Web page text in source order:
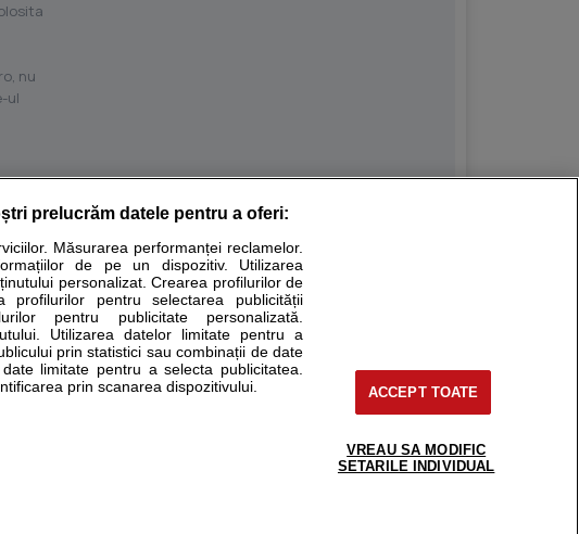
nu
ul
si educational. Ele nu pot substitui consultul medical direct si
sa consultati fie medicul Dvs., fie unul dintre medicii pe care
Pentru pacient
support@sfatulmedicului.ro
0374 109 268
prelucrăm datele pentru a oferi:
Măsurarea performanței reclamelor.
de pe un dispozitiv. Utilizarea
personalizat. Crearea profilurilor de
profilurilor pentru selectarea publicității
pentru publicitate personalizată.
Utilizarea datelor limitate pentru a
prin statistici sau combinații de date
limitate pentru a selecta publicitatea.
prin scanarea dispozitivului.
ACCEPT TOATE
VREAU SA MODIFIC
SETARILE INDIVIDUAL